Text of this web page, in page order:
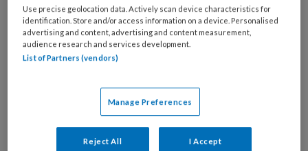
Al een account of abonnement?Log dan in
Wat
mailadres?
Use precise geolocation data. Actively scan device characteristics for
identification. Store and/or access information on a device. Personalised
advertising and content, advertising and content measurement,
audience research and services development.
List of Partners (vendors)
Manage Preferences
Reject All I Accept